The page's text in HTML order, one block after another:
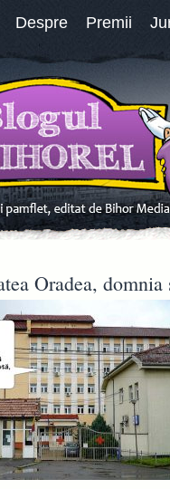
Despre Premii
Oradea,